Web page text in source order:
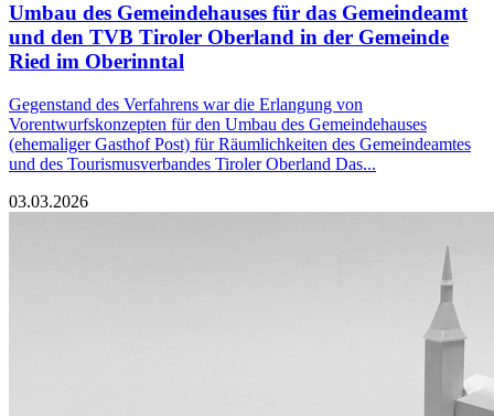
Umbau des Gemeindehauses für das Gemeindeamt
und den TVB Tiroler Oberland in der Gemeinde
Ried im Oberinntal
Gegenstand des Verfahrens war die Erlangung von
Vorentwurfskonzepten für den Umbau des Gemeindehauses
(ehemaliger Gasthof Post) für Räumlichkeiten des Gemeindeamtes
und des Tourismusverbandes Tiroler Oberland Das...
03.03.2026